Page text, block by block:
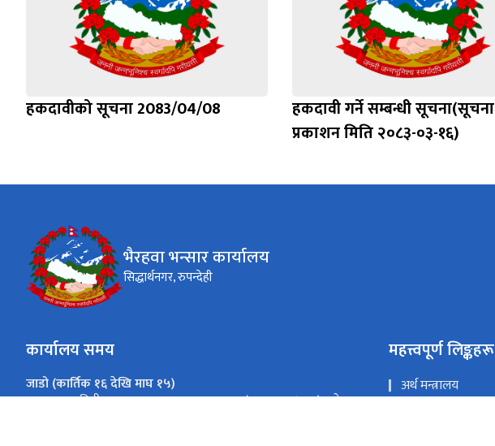
हकदावीको सूचना 2083/04/08
हकदावी गर्ने सम्बन्धी सूचना(सूचना
प्रकाशन मिति २०८३-०३-१६)
भैरहवा भन्सार कार्यालय
सिद्धार्थनगर, रुपन्देही
कार्यालय समय
जाडो (कार्तिक १६ देखि माघ १५)
आइतबार - बिहीबार
(१०:०० - ४:००) बजे
महत्त्वपूर्ण लिङ्कहरू
अर्थ मन्त्रालय